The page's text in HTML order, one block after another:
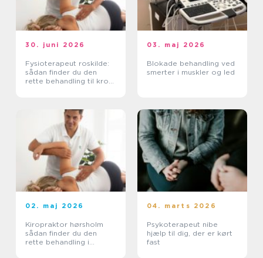
30. juni 2026
Fysioterapeut roskilde:
sådan finder du den
rette behandling til krop
03. maj 2026
Blokade behandling ved
smerter i muskler og led
02. maj 2026
Kiropraktor hørsholm
sådan finder du den
rette behandling i
04. marts 2026
Psykoterapeut nibe
hjælp til dig, der er kørt
fast